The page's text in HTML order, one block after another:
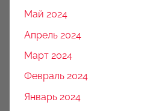
Май 2024
Апрель 2024
Март 2024
Февраль 2024
Январь 2024